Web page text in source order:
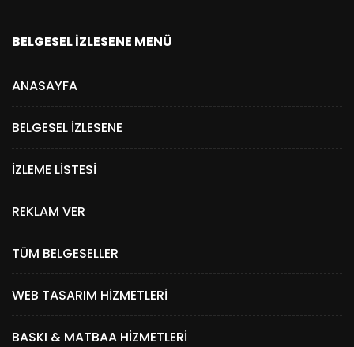
BELGESEL İZLESENE MENÜ
ANASAYFA
BELGESEL İZLESENE
İZLEME LISTESI
REKLAM VER
TÜM BELGESELLER
WEB TASARIM HIZMETLERI
BASKI & MATBAA HIZMETLERI